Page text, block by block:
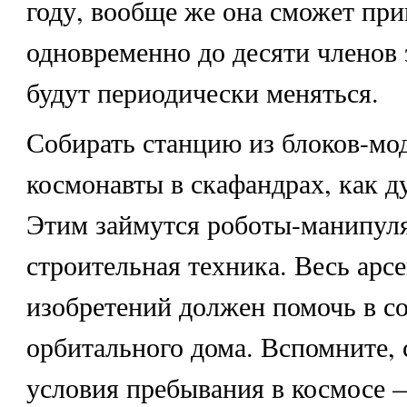
году, вообще же она сможет
одновременно до десяти
будут периодически меняться.
Собирать станцию из блоков-
космонавты в скафандрах, как
Этим займутся роботы-
строительная техника. Весь
изобретений должен помочь в
орбитального дома.
условия пребывания в космосе